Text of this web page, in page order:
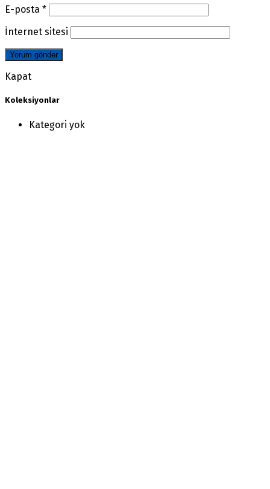
E-posta *
İnternet sitesi
Kapat
Koleksiyonlar
Kategori yok